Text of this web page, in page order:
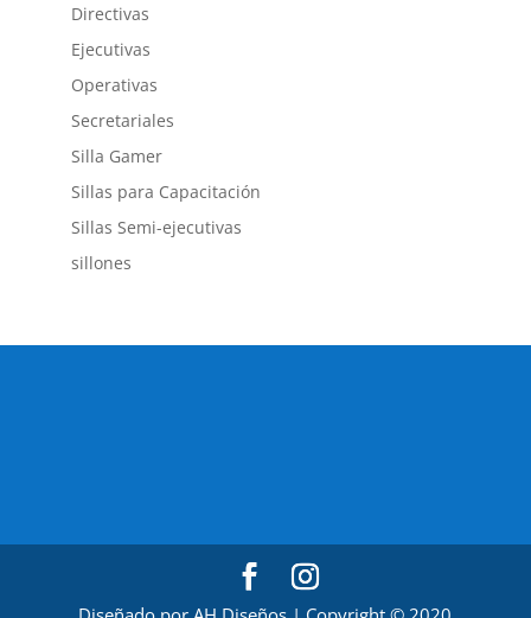
Directivas
Ejecutivas
Operativas
Secretariales
Silla Gamer
Sillas para Capacitación
Sillas Semi-ejecutivas
sillones